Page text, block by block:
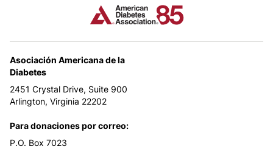
Asociación Americana de la
Diabetes
2451 Crystal Drive, Suite 900
Arlington, Virginia 22202
Para donaciones por correo:
P.O. Box 7023